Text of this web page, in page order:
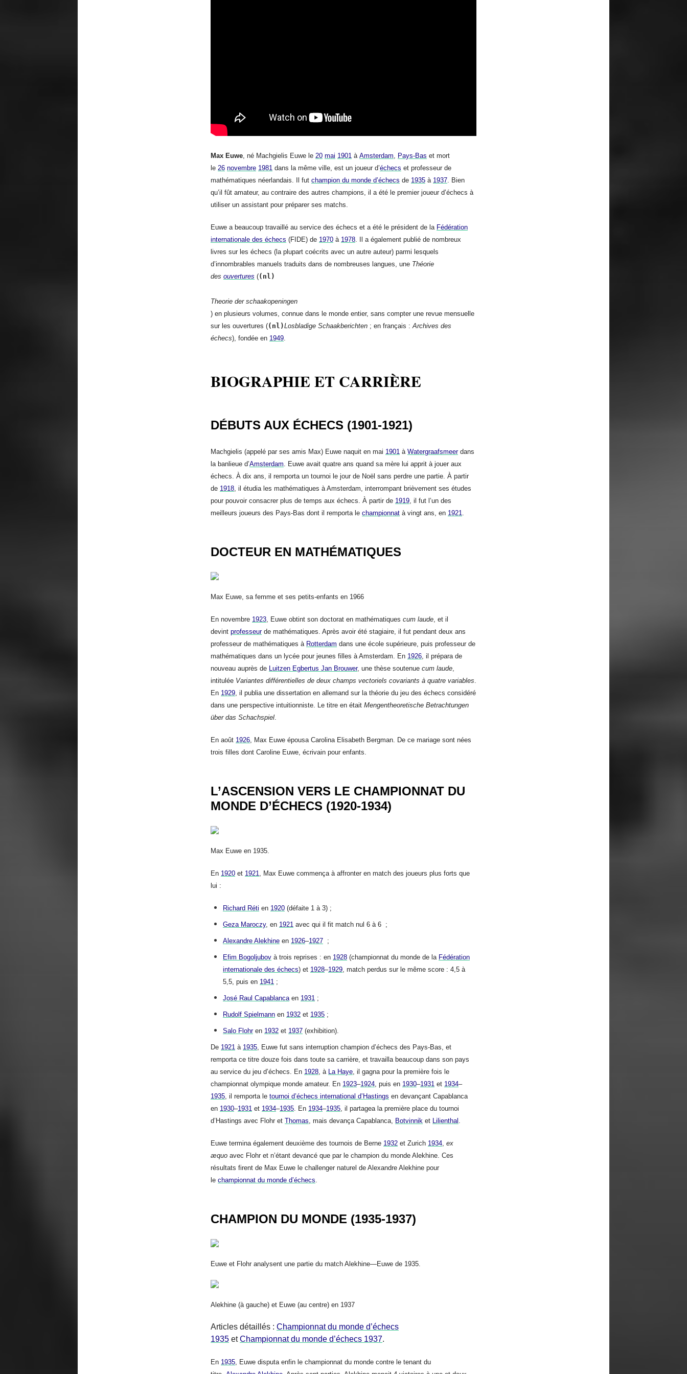
Max Euwe, né Machgielis Euwe le 20 mai 1901 à Amsterdam, Pays-Bas et mort
le 26 novembre 1981 dans la même ville, est un joueur d’échecs et professeur de
mathématiques néerlandais. Il fut champion du monde d’échecs de 1935 à 1937. Bien
qu’il fût amateur, au contraire des autres champions, il a été le premier joueur d’échecs à
utiliser un assistant pour préparer ses matchs.
Euwe a beaucoup travaillé au service des échecs et a été le président de la Fédération
internationale des échecs (FIDE) de 1970 à 1978. Il a également publié de nombreux
livres sur les échecs (la plupart coécrits avec un autre auteur) parmi lesquels
d’innombrables manuels traduits dans de nombreuses langues, une Théorie
des ouvertures ((nl)
Theorie der schaakopeningen
) en plusieurs volumes, connue dans le monde entier, sans compter une revue mensuelle
sur les ouvertures ((nl)Losbladige Schaakberichten ; en français :Archives des
échecs), fondée en 1949.
BIOGRAPHIE ET CARRIÈRE
DÉBUTS AUX ÉCHECS (1901-1921)
Machgielis (appelé par ses amis Max) Euwe naquit en mai 1901 à Watergraafsmeerdans
la banlieue d’Amsterdam. Euwe avait quatre ans quand sa mère lui apprit à jouer aux
échecs. À dix ans, il remporta un tournoi le jour de Noël sans perdre une partie. À partir
de 1918, il étudia les mathématiques à Amsterdam, interrompant brièvement ses études
pour pouvoir consacrer plus de temps aux échecs. À partir de 1919, il fut l’un des
meilleurs joueurs des Pays-Bas dont il remporta le championnat à vingt ans, en 1921.
DOCTEUR EN MATHÉMATIQUES
Max Euwe, sa femme et ses petits-enfants en 1966
En novembre 1923, Euwe obtint son doctorat en mathématiques cum laude, et il
devint professeurde mathématiques. Après avoir été stagiaire, il fut pendant deux ans
professeur de mathématiques à Rotterdam dans une école supérieure, puis professeur de
mathématiques dans un lycée pour jeunes filles à Amsterdam. En 1926, il prépara de
nouveau auprès de Luitzen Egbertus Jan Brouwer, une thèse soutenue cum laude,
intitulée Variantes différentielles de deux champs vectoriels covariants à quatre variables.
En 1929, il publia une dissertation en allemand sur la théorie du jeu des échecs considéré
dans une perspective intuitionniste. Le titre en était Mengentheoretische Betrachtungen
über das Schachspiel.
En août 1926, Max Euwe épousa Carolina Elisabeth Bergman. De ce mariage sont nées
trois filles dont Caroline Euwe, écrivain pour enfants.
L’ASCENSION VERS LE CHAMPIONNAT DU
MONDE D’ÉCHECS (1920-1934)
Max Euwe en 1935.
En 1920 et 1921, Max Euwe commença à affronter en match des joueurs plus forts que
lui :
Richard Réti en 1920 (défaite 1 à 3) ;
Geza Maroczy, en 1921 avec qui il fit match nul 6 à 6 ;
Alexandre Alekhine en 1926–1927 ;
Efim Bogoljubov à trois reprises : en 1928 (championnat du monde de la Fédération
internationale des échecs) et 1928–1929, match perdus sur le même score : 4,5 à
5,5, puis en 1941 ;
José Raul Capablancaen 1931 ;
Rudolf Spielmann en 1932 et 1935 ;
Salo Flohren 1932 et 1937 (exhibition).
De 1921 à 1935, Euwe fut sans interruption champion d’échecs des Pays-Bas, et
remporta ce titre douze fois dans toute sa carrière, et travailla beaucoup dans son pays
au service du jeu d’échecs. En 1928, à La Haye, il gagna pour la première fois le
championnat olympique monde amateur. En 1923–1924, puis en 1930–1931 et 1934–
1935, il remporta le tournoi d’échecs international d’Hastings en devançant Capablanca
en 1930–1931 et 1934–1935. En 1934–1935, il partagea la première place du tournoi
d’Hastings avec Flohr et Thomas, mais devança Capablanca, Botvinnik et Lilienthal .
Euwe termina également deuxième des tournois de Berne 1932 et Zurich 1934, ex
æquo avec Flohr et n’étant devancé que par le champion du monde Alekhine. Ces
résultats firent de Max Euwe le challenger naturel de Alexandre Alekhine pour
le championnat du monde d’échecs.
CHAMPION DU MONDE (1935-1937)
Euwe et Flohr analysent une partie du match Alekhine—Euwe de 1935.
Alekhine (à gauche) et Euwe (au centre) en 1937
Articles détaillés : Championnat du monde d’échecs
1935 etChampionnat du monde d’échecs 1937.
En 1935, Euwe disputa enfin le championnat du monde contre le tenant du